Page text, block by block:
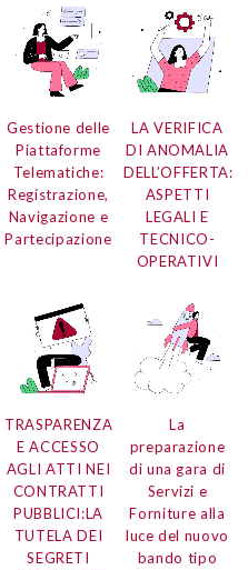
Gestione delle
Piattaforme
Telematiche:
Registrazione,
Navigazione e
Partecipazione
LA VERIFICA
DI ANOMALIA
DELL’OFFERTA:
ASPETTI
LEGALI E
TECNICO-
OPERATIVI
TRASPARENZA
E ACCESSO
AGLI ATTI NEI
CONTRATTI
PUBBLICI:LA
TUTELA DEI
SEGRETI
La
preparazione
di una gara di
Servizi e
Forniture alla
luce del nuovo
bando tipo